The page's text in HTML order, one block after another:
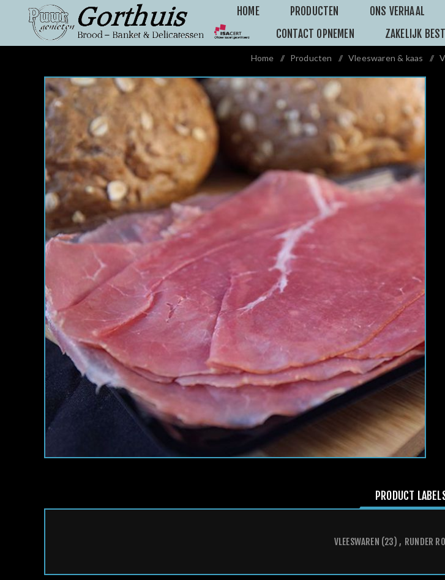
HOME PRODUCTEN ONS VERHAAL
CONTACT OPNEMEN
ZAKELIJK
Home / Producten / Vleeswaren & kaas /
PRODUCT
VLEESWAREN (23) , RUNDER